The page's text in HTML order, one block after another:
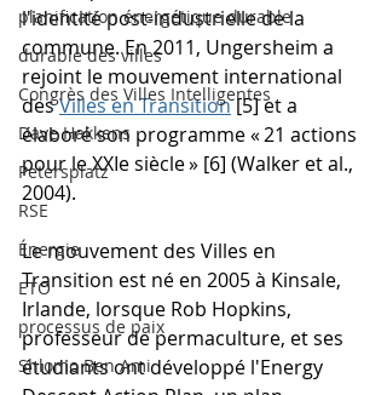
planification énergétique durable
durable des villes
Congrès des Villes Intelligentes
Dave Hakkens
Petersplatz
RSE
Énergie
ETO
processus de paix
Shlomo Ben Ami
l'identité post-industrielle de la
commune. En 2011, Ungersheim a
rejoint le mouvement international
des Villes en Transition [5] et a
élaboré son programme « 21 actions
pour le XXIe siècle » [6] (Walker et al.,
2004).
Le mouvement des Villes en
Transition est né en 2005 à Kinsale,
Irlande, lorsque Rob Hopkins,
professeur de permaculture, et ses
étudiants ont développé l'Energy